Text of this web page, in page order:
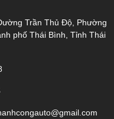
Trần Thủ Độ, Phường
phố Thái Bình, Tỉnh Thái